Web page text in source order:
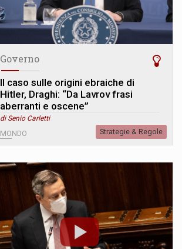
Governo
Il caso sulle origini ebraiche di
Hitler, Draghi: “Da Lavrov frasi
aberranti e oscene”
di Senio Carletti
MONDO Strategie & Regole